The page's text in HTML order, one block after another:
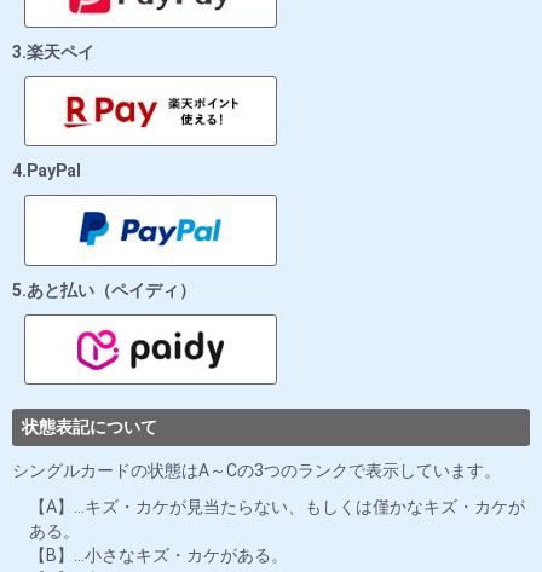
3.楽天ペイ
4.PayPal
5.あと払い（ペイディ）
状態表記について
シングルカードの状態はA～Cの3つのランクで表示しています。
【A】…キズ・カケが見当たらない、もしくは僅かなキズ・カケが
ある。
【B】…小さなキズ・カケがある。